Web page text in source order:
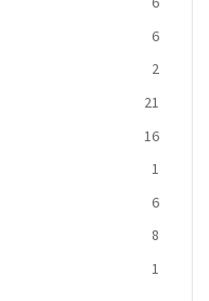
6
2
21
16
1
6
8
1